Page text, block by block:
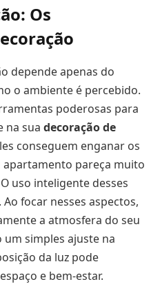
Os
depende apenas do
o ambiente é percebido.
poderosas para
na sua decoração de
conseguem enganar os
apartamento pareça muito
uso inteligente desses
focar nesses aspectos,
a atmosfera do seu
um simples ajuste na
da luz pode
e bem-estar.